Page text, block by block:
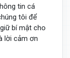
tin cá
tôi để
bí mật cho
lời cảm ơn